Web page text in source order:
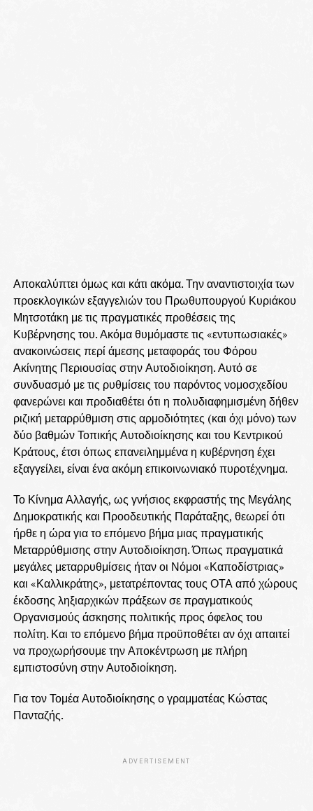
Αποκαλύπτει όμως και κάτι ακόμα. Την αναντιστοιχία των
προεκλογικών εξαγγελιών του Πρωθυπουργού Κυριάκου
Μητσοτάκη με τις πραγματικές προθέσεις της
Κυβέρνησης του. Ακόμα θυμόμαστε τις «εντυπωσιακές»
ανακοινώσεις περί άμεσης μεταφοράς του Φόρου
Ακίνητης Περιουσίας στην Αυτοδιοίκηση. Αυτό σε
συνδυασμό με τις ρυθμίσεις του παρόντος νομοσχεδίου
φανερώνει και προδιαθέτει ότι η πολυδιαφημισμένη δήθεν
ριζική μεταρρύθμιση στις αρμοδιότητες (και όχι μόνο) των
δύο βαθμών Τοπικής Αυτοδιοίκησης και του Κεντρικού
Κράτους, έτσι όπως επανειλημμένα η κυβέρνηση έχει
εξαγγείλει, είναι ένα ακόμη επικοινωνιακό πυροτέχνημα.
Το Κίνημα Αλλαγής, ως γνήσιος εκφραστής της Μεγάλης
Δημοκρατικής και Προοδευτικής Παράταξης, θεωρεί ότι
ήρθε η ώρα για το επόμενο βήμα μιας πραγματικής
Μεταρρύθμισης στην Αυτοδιοίκηση. Όπως πραγματικά
μεγάλες μεταρρυθμίσεις ήταν οι Νόμοι «Καποδίστριας»
και «Καλλικράτης», μετατρέποντας τους ΟΤΑ από χώρους
έκδοσης ληξιαρχικών πράξεων σε πραγματικούς
Οργανισμούς άσκησης πολιτικής προς όφελος του
πολίτη. Και το επόμενο βήμα προϋποθέτει αν όχι απαιτεί
να προχωρήσουμε την Αποκέντρωση με πλήρη
εμπιστοσύνη στην Αυτοδιοίκηση.
Για τον Τομέα Αυτοδιοίκησης ο γραμματέας Κώστας
Πανταζής.
ADVERTISEMENT